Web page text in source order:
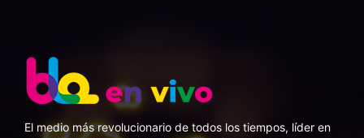
El medio más revolucionario de todos los tiempos, líder en